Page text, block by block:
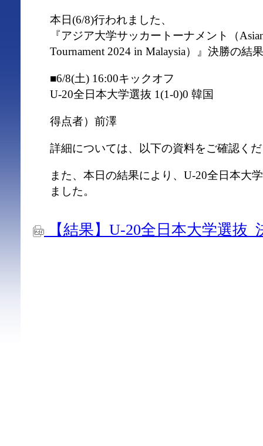
本日(6/8)行われました、
『アジア⼤学サッカートーナメント（
Tournament 2024 in Malaysia）』決勝の結
■6/8(土) 16:00キックオフ
U-20全日本大学選抜 1(1-0)0 韓国
得点者）前澤
詳細については、以下の資料をご確認く
また、本日の結果により、U-20全日本大
ました。
【結果】U-20全日本大学選抜_